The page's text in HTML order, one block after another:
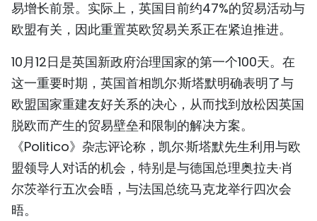
视频
人民报社简介
TIẾNG VIỆT
ENGLISH
FRANÇAIS
易增长前景。实际上，英国目前约47%的贸易活动与
欧盟有关，因此重置英欧贸易关系正在紧迫推进。
10月12日是英国新政府治理国家的第一个100天。在
这一重要时期，英国首相凯尔·斯塔默明确表明了与
欧盟国家重建友好关系的决心，从而找到放松因英国
脱欧而产生的贸易壁垒和限制的解决方案。
《Politico》杂志评论称，凯尔·斯塔默先生利用与欧
盟领导人对话的机会，特别是与德国总理奥拉夫·肖
尔茨举行五次会晤，与法国总统马克龙举行四次会
晤。